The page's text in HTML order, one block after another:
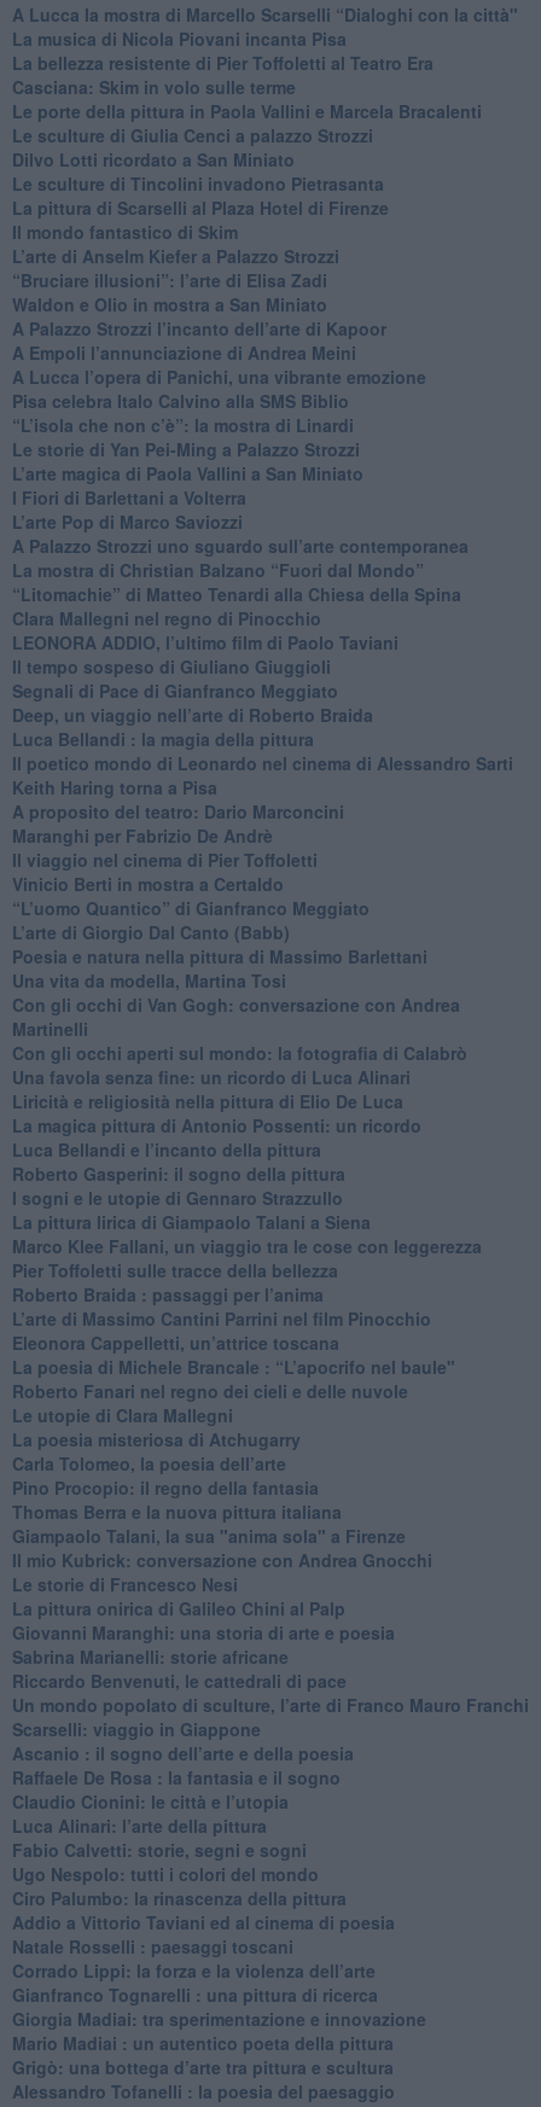
A Lucca la mostra di Marcello Scarselli “Dialoghi con la città"
​La musica di Nicola Piovani incanta Pisa
​La bellezza resistente di Pier Toffoletti al Teatro Era
​Casciana: Skim in volo sulle terme
​Le porte della pittura in Paola Vallini e Marcela Bracalenti
​Le sculture di Giulia Cenci a palazzo Strozzi
​Dilvo Lotti ricordato a San Miniato
​Le sculture di Tincolini invadono Pietrasanta
La pittura di Scarselli al Plaza Hotel di Firenze
​Il mondo fantastico di Skim
​L’arte di Anselm Kiefer a Palazzo Strozzi
​“Bruciare illusioni”: l’arte di Elisa Zadi
​Waldon e Olio in mostra a San Miniato
​A Palazzo Strozzi l’incanto dell’arte di Kapoor
​A Empoli l’annunciazione di Andrea Meini
A Lucca l’opera di Panichi, una vibrante emozione
Pisa celebra Italo Calvino alla SMS Biblio
“L’isola che non c’è”: la mostra di Linardi
​Le storie di Yan Pei-Ming a Palazzo Strozzi
​L’arte magica di Paola Vallini a San Miniato
​I Fiori di Barlettani a Volterra
​L’arte Pop di Marco Saviozzi
​A Palazzo Strozzi uno sguardo sull’arte contemporanea
La mostra di Christian Balzano “Fuori dal Mondo”
​“Litomachie” di Matteo Tenardi alla Chiesa della Spina
​Clara Mallegni nel regno di Pinocchio
​LEONORA ADDIO, l’ultimo film di Paolo Taviani
Il tempo sospeso di Giuliano Giuggioli
Segnali di Pace di Gianfranco Meggiato
​Deep, un viaggio nell’arte di Roberto Braida
​Luca Bellandi : la magia della pittura
​Il poetico mondo di Leonardo nel cinema di Alessandro Sarti
​Keith Haring torna a Pisa
​A proposito del teatro: Dario Marconcini
Maranghi per Fabrizio De Andrè
​Il viaggio nel cinema di Pier Toffoletti
Vinicio Berti in mostra a Certaldo
“L’uomo Quantico” di Gianfranco Meggiato
​L’arte di Giorgio Dal Canto (Babb)
Poesia e natura nella pittura di Massimo Barlettani
Una vita da modella, Martina Tosi
​Con gli occhi di Van Gogh: conversazione con Andrea
Martinelli
​Con gli occhi aperti sul mondo: la fotografia di Calabrò
Una favola senza fine: un ricordo di Luca Alinari
Liricità e religiosità nella pittura di Elio De Luca
La magica pittura di Antonio Possenti: un ricordo
Luca Bellandi e l’incanto della pittura
​Roberto Gasperini: il sogno della pittura
I sogni e le utopie di Gennaro Strazzullo
La pittura lirica di Giampaolo Talani a Siena
​Marco Klee Fallani, un viaggio tra le cose con leggerezza
​Pier Toffoletti sulle tracce della bellezza
​Roberto Braida : passaggi per l’anima
​L’arte di Massimo Cantini Parrini nel film Pinocchio
Eleonora Cappelletti, un’attrice toscana
​La poesia di Michele Brancale : “L’apocrifo nel baule"
Roberto Fanari nel regno dei cieli e delle nuvole
Le utopie di Clara Mallegni
​La poesia misteriosa di Atchugarry
Carla Tolomeo, la poesia dell’arte
Pino Procopio: il regno della fantasia
Thomas Berra e la nuova pittura italiana
Giampaolo Talani, la sua "anima sola" a Firenze
Il mio Kubrick: conversazione con Andrea Gnocchi
Le storie di Francesco Nesi
​La pittura onirica di Galileo Chini al Palp
​Giovanni Maranghi: una storia di arte e poesia
Sabrina Marianelli: storie africane
​Riccardo Benvenuti, le cattedrali di pace
​Un mondo popolato di sculture, l’arte di Franco Mauro Franchi
​Scarselli: viaggio in Giappone
​Ascanio : il sogno dell’arte e della poesia
Raffaele De Rosa : la fantasia e il sogno
​Claudio Cionini: le città e l’utopia
Luca Alinari: l’arte della pittura
​Fabio Calvetti: storie, segni e sogni
Ugo Nespolo: tutti i colori del mondo
​Ciro Palumbo: la rinascenza della pittura
​Addio a Vittorio Taviani ed al cinema di poesia
​Natale Rosselli : paesaggi toscani
​Corrado Lippi: la forza e la violenza dell’arte
Gianfranco Tognarelli : una pittura di ricerca
Giorgia Madiai: tra sperimentazione e innovazione
Mario Madiai : un autentico poeta della pittura
Grigò: una bottega d’arte tra pittura e scultura
Alessandro Tofanelli : la poesia del paesaggio